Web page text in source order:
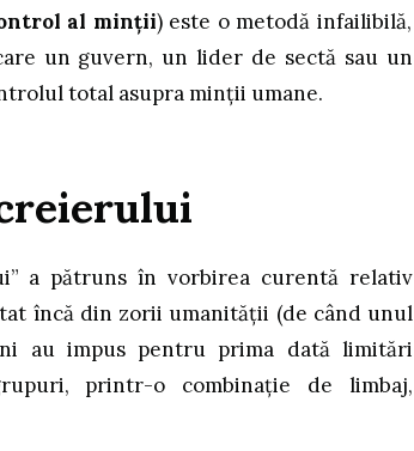
al minții) este o metodă infailibilă,
un guvern, un lider de sectă sau un
total asupra minții umane.
a pătruns în vorbirea curentă relativ
încă din zorii umanității (de când unul
au impus pentru prima dată limitări
printr-o combinație de limbaj,